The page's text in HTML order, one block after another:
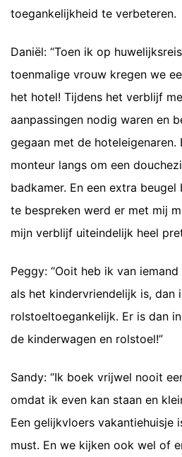
toegankelijkheid te verbeteren.
Daniël: “Toen ik op
toenmalige vrouw kregen we
het hotel! Tijdens het verblijf
aanpassingen nodig waren en
gegaan met de hoteleigenaren.
monteur langs om een
badkamer. En een extra
te bespreken werd er met mij
mijn verblijf uiteindelijk heel
Peggy: “Ooit heb ik van
als het kindervriendelijk is, dan
rolstoeltoegankelijk. Er is dan
de kinderwagen en rolstoel!”
Sandy: “Ik boek vrijwel nooit
omdat ik even kan staan en
Een gelijkvloers vakantiehuisje
must. En we kijken ook wel of